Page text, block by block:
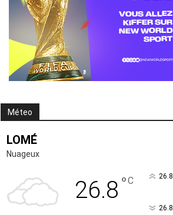
Méteo
LOMÉ
Nuageux
26.8 °C 26.8
26.8